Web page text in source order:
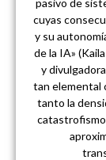
cuyas
y su
de la IA»
y
tan elemental
tanto la